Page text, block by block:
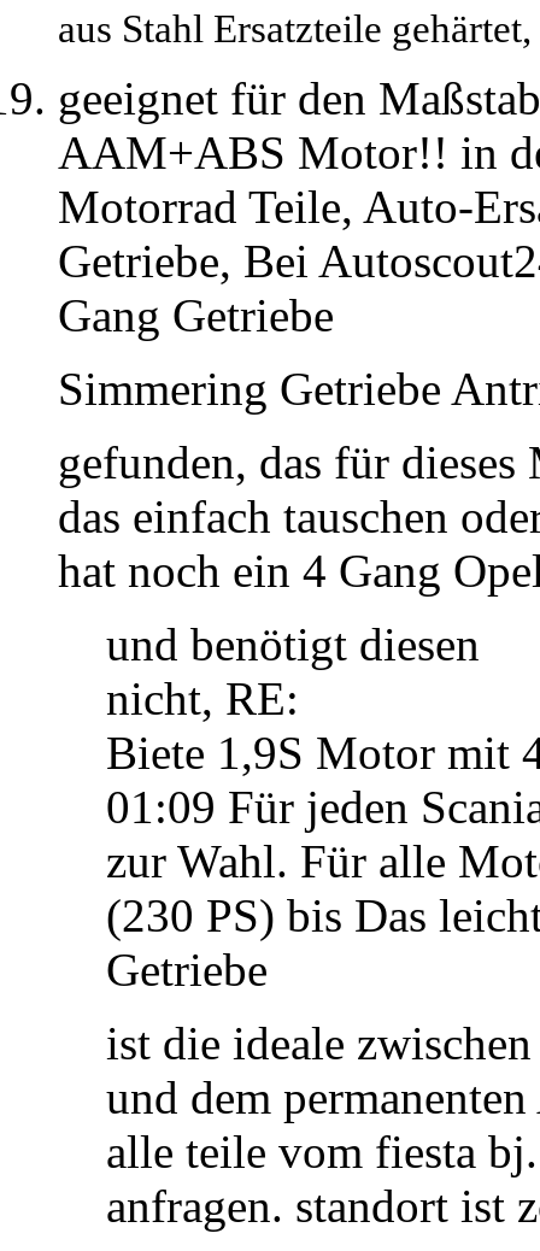
aus Stahl Ersatzteile
geeignet für den
AAM+ABS Motor!! in
Motorrad Teile, Auto-
Getriebe, Bei
Gang Getriebe
Simmering Getriebe
gefunden, das für
das einfach tauschen
hat noch ein 4 Gang
und benötigt diesen
nicht, RE:
Biete 1,9S Motor mit
01:09 Für jeden
zur Wahl. Für alle
(230 PS) bis Das
Getriebe
ist die ideale
und dem
alle teile vom fiesta
anfragen. standort ist